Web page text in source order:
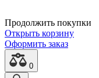
Продолжить покупки
Открыть корзину
Оформить заказ
0